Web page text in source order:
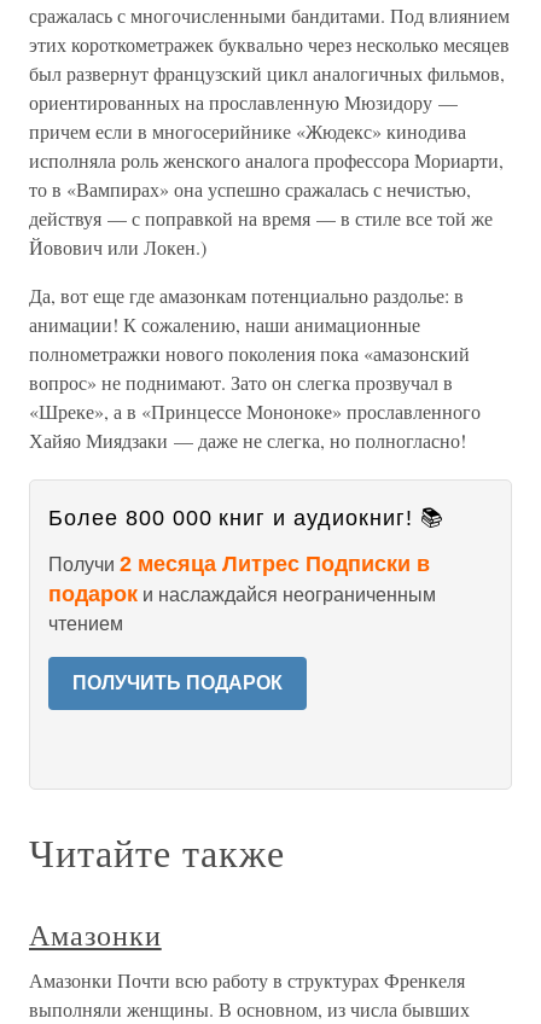
сражалась с многочисленными бандитами. Под влиянием
этих короткометражек буквально через несколько месяцев
был развернут французский цикл аналогичных фильмов,
ориентированных на прославленную Мюзидору —
причем если в многосерийнике «Жюдекс» кинодива
исполняла роль женского аналога профессора Мориарти,
то в «Вампирах» она успешно сражалась с нечистью,
действуя — с поправкой на время — в стиле все той же
Йовович или Локен.)
Да, вот еще где амазонкам потенциально раздолье: в
анимации! К сожалению, наши анимационные
полнометражки нового поколения пока «амазонский
вопрос» не поднимают. Зато он слегка прозвучал в
«Шреке», а в «Принцессе Мононоке» прославленного
Хайяо Миядзаки — даже не слегка, но полногласно!
Более 800 000 книг и аудиокниг! 📚
Получи 2 месяца Литрес Подписки в
подарок и наслаждайся неограниченным
чтением
ПОЛУЧИТЬ ПОДАРОК
Читайте также
Амазонки
Амазонки Почти всю работу в структурах Френкеля
выполняли женщины. В основном, из числа бывших